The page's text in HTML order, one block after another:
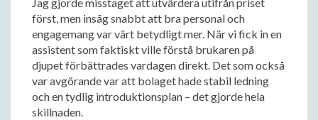
Jag gjorde misstaget att utvärdera utifrån priset
först, men insåg snabbt att bra personal och
engagemang var värt betydligt mer. När vi fick in en
assistent som faktiskt ville förstå brukaren på
djupet förbättrades vardagen direkt. Det som också
var avgörande var att bolaget hade stabil ledning
och en tydlig introduktionsplan – det gjorde hela
skillnaden.